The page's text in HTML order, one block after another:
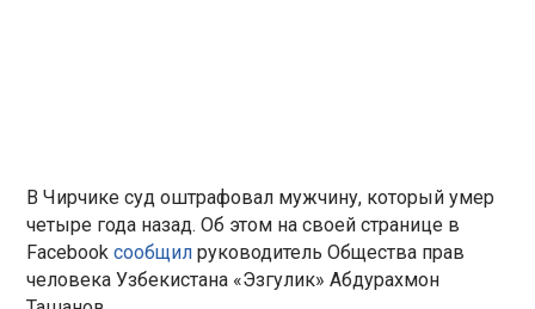
В Чирчике суд оштрафовал мужчину, который умер
четыре года назад. Об этом на своей странице в
Facebookсообщилруководитель Общества прав
человека Узбекистана «Эзгулик» Абдурахмон